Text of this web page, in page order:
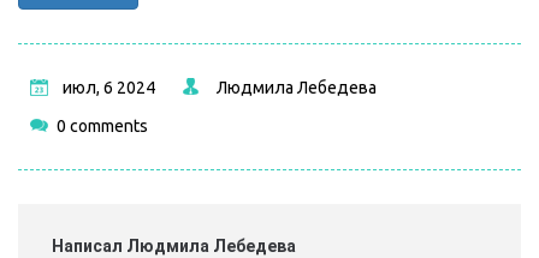
июл, 6 2024 Людмила Лебедева
0 comments
Написал Людмила Лебедева